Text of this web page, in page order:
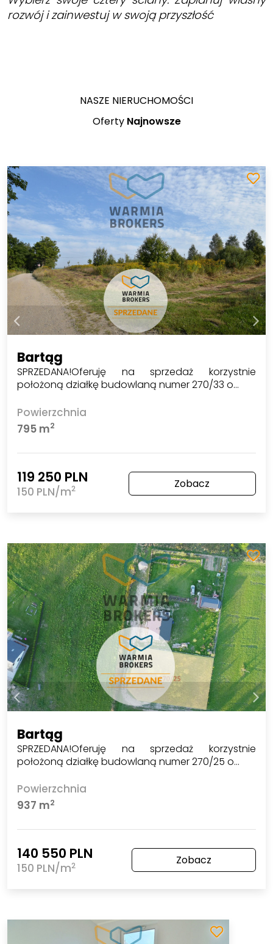
rozwój i zainwestuj w swoją przyszłość
NASZE NIERUCHOMOŚCI
Oferty Najnowsze
Bartąg
SPRZEDANA!Oferuję na sprzedaż korzystnie
położoną działkę budowlaną numer 270/33 o…
Powierzchnia
795 m2
119 250 PLN
150 PLN/m2 Zobacz
Bartąg
SPRZEDANA!Oferuję na sprzedaż korzystnie
położoną działkę budowlaną numer 270/25 o…
Powierzchnia
937 m2
140 550 PLN
150 PLN/m2 Zobacz